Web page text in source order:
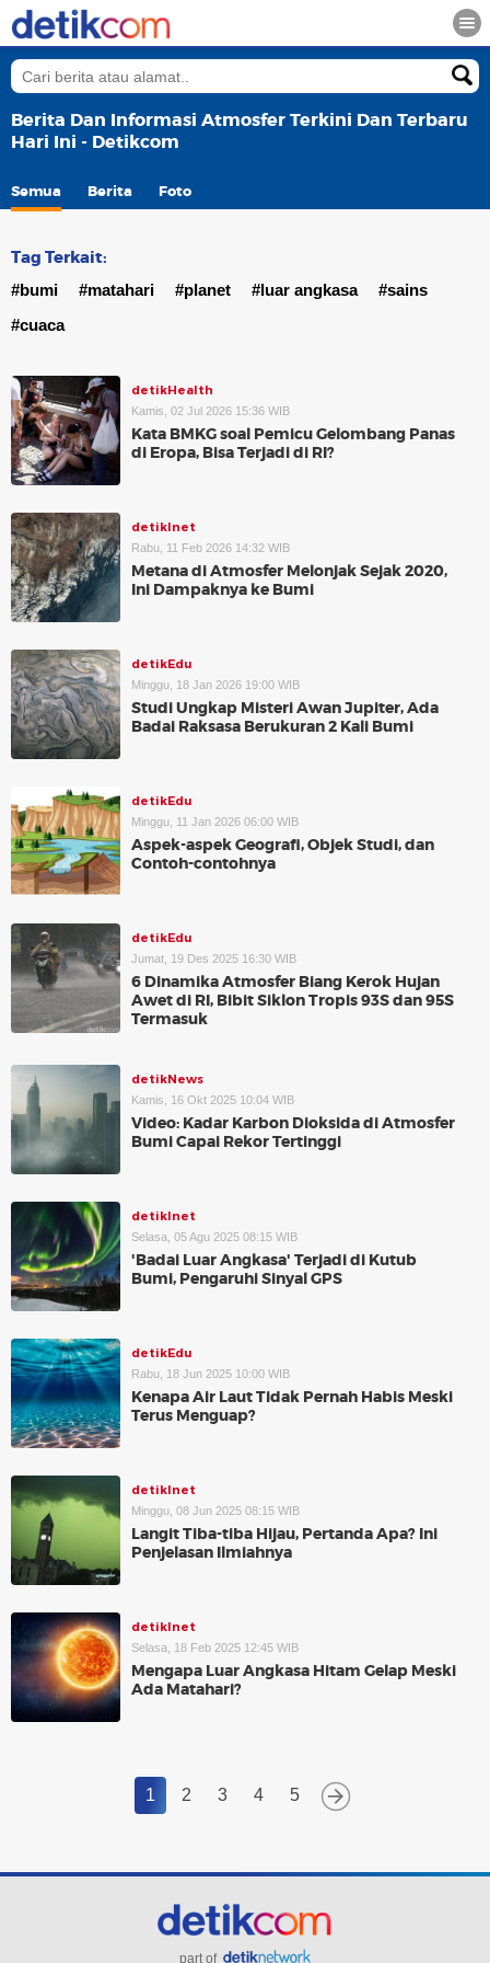
Berita Dan Informasi Atmosfer Terkini Dan Terbaru
Hari Ini - Detikcom
Semua Berita Foto
Tag Terkait:
#bumi #matahari #planet #luar angkasa
#sains
#cuaca
detikHealth
Kamis, 02 Jul 2026 15:36 WIB
Kata BMKG soal Pemicu Gelombang Panas
di Eropa, Bisa Terjadi di RI?
detikInet
Rabu, 11 Feb 2026 14:32 WIB
Metana di Atmosfer Melonjak Sejak 2020,
Ini Dampaknya ke Bumi
detikEdu
Minggu, 18 Jan 2026 19:00 WIB
Studi Ungkap Misteri Awan Jupiter, Ada
Badai Raksasa Berukuran 2 Kali Bumi
detikEdu
Minggu, 11 Jan 2026 06:00 WIB
Aspek-aspek Geografi, Objek Studi, dan
Contoh-contohnya
detikEdu
Jumat, 19 Des 2025 16:30 WIB
6 Dinamika Atmosfer Biang Kerok Hujan
Awet di RI, Bibit Siklon Tropis 93S dan 95S
Termasuk
detikNews
Kamis, 16 Okt 2025 10:04 WIB
Video: Kadar Karbon Dioksida di Atmosfer
Bumi Capai Rekor Tertinggi
detikInet
Selasa, 05 Agu 2025 08:15 WIB
'Badai Luar Angkasa' Terjadi di Kutub
Bumi, Pengaruhi Sinyal GPS
detikEdu
Rabu, 18 Jun 2025 10:00 WIB
Kenapa Air Laut Tidak Pernah Habis Meski
Terus Menguap?
detikInet
Minggu, 08 Jun 2025 08:15 WIB
Langit Tiba-tiba Hijau, Pertanda Apa? Ini
Penjelasan Ilmiahnya
detikInet
Selasa, 18 Feb 2025 12:45 WIB
Mengapa Luar Angkasa Hitam Gelap Meski
Ada Matahari?
1 2 3 4 5
part of